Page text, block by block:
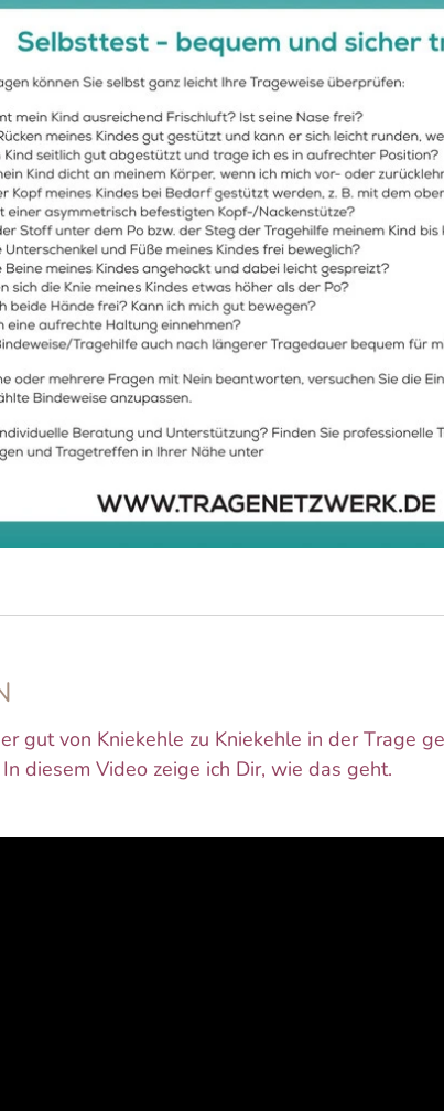
gut von Kniekehle zu Kniekehle in der Trage
diesem Video zeige ich Dir, wie das geht.